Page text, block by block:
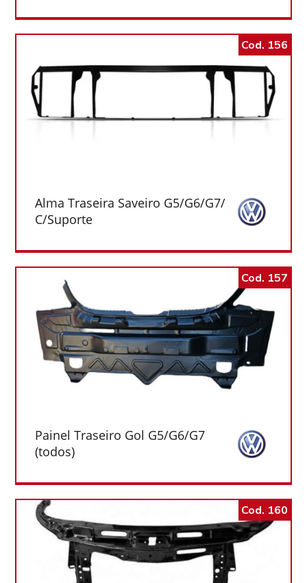
Cod. 156
Alma Traseira Saveiro G5/G6/G7/
C/Suporte
Cod. 157
Painel Traseiro Gol G5/G6/G7
(todos)
Cod. 160